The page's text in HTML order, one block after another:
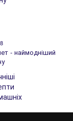
- наймодніший